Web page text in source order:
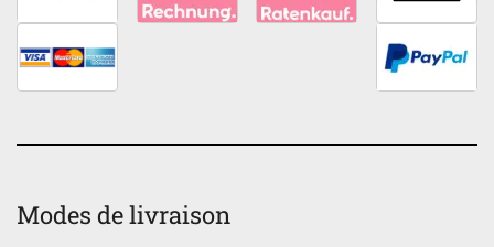
Modes de livraison